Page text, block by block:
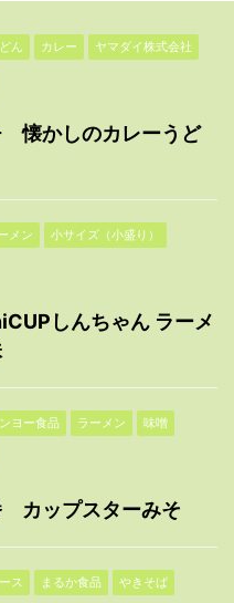
ん カレー
ヤマダイ株式会社
懐かしのカレーうど
メン
小サイズ（小盛り）
しんちゃん ラーメ
ヨー食品 ラーメン
味噌
カップスターみそ
ス まるか食品 やきそば